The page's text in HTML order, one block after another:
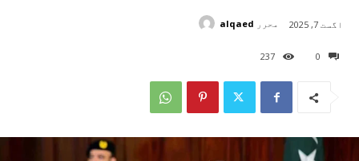
0
237
اگست 7, 2025 محرر alqaed